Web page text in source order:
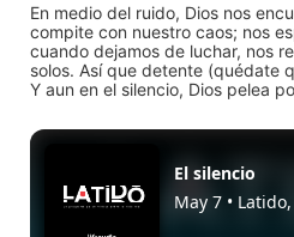
En medio del ruido, Dios nos
compite con nuestro caos; nos
cuando dejamos de luchar, nos
solos. Así que detente (quédate
Y aun en el silencio, Dios pelea